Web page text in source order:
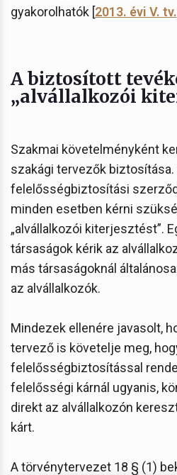
gyakorolhatók [2013. évi V. tv.
A biztosított
„alvállalkozói
Szakmai követelményként
szakági tervezők biztosítása.
felelősségbiztosítási
minden esetben kérni
„alvállalkozói kiterjesztést”.
társaságok kérik az
más társaságoknál
az alvállalkozók.
Mindezek ellenére javasolt,
tervező is követelje meg,
felelősségbiztosítással
felelősségi kárnál ugyanis,
direkt az alvállalkozón
kárt.
A törvénytervezet 18 § (1)